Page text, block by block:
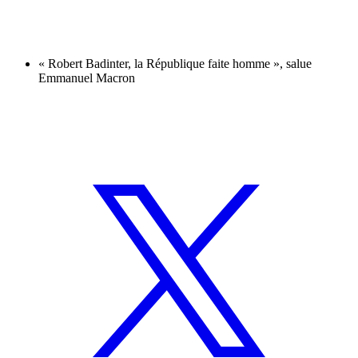
« Robert Badinter, la République faite homme », salue
Emmanuel Macron